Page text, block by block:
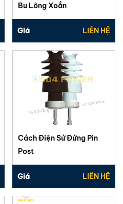
Bu Lông Xoắn
Giá LIÊN HỆ
Cách Điện Sứ Đứng Pin
Post
Giá LIÊN HỆ